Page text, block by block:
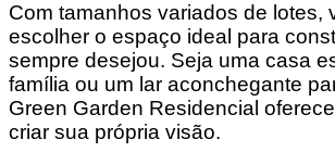
Com tamanhos variados de lotes,
escolher o espaço ideal para
sempre desejou. Seja uma casa
família ou um lar aconchegante
Green Garden Residencial
criar sua própria visão.